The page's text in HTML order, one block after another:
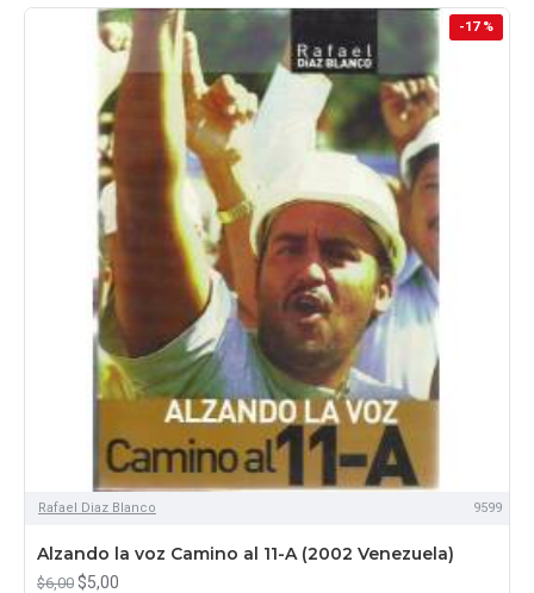
-17 %
Rafael Diaz Blanco 9599
Alzando la voz Camino al 11-A (2002 Venezuela)
$6,00 $5,00